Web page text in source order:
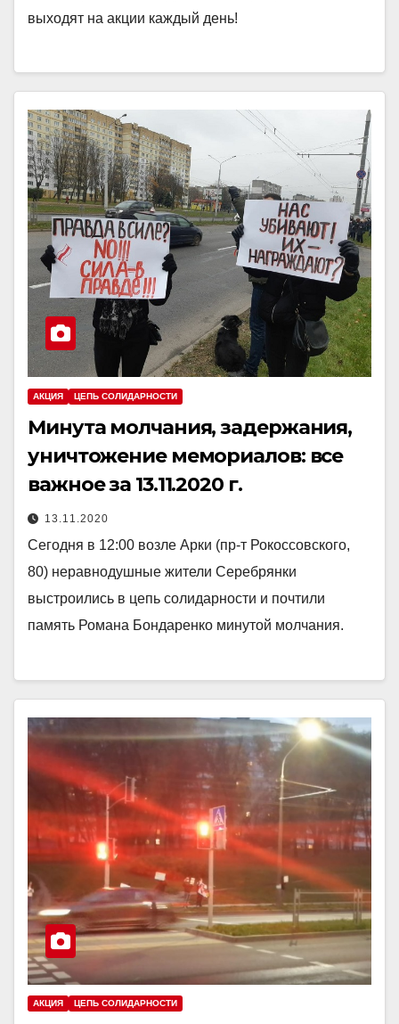
выходят на акции каждый день!
АКЦИЯ ЦЕПЬ СОЛИДАРНОСТИ
Минута молчания, задержания,
уничтожение мемориалов: все
важное за 13.11.2020 г.
13.11.2020
Сегодня в 12:00 возле Арки (пр-т Рокоссовского,
80) неравнодушные жители Серебрянки
выстроились в цепь солидарности и почтили
память Романа Бондаренко минутой молчания.
АКЦИЯ ЦЕПЬ СОЛИДАРНОСТИ